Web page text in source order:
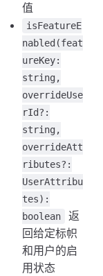
值
isFeatureE
nabled(feat
ureKey:
string,
overrideUse
rId?:
string,
overrideAtt
ributes?:
UserAttribu
tes):
boolean
返
回给定标帜
和用户的启
用状态